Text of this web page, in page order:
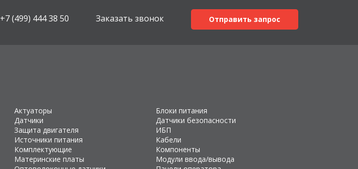
+7 (499) 444 38 50 Заказать звонок Отправить запрос
Актуаторы
Блоки питания
Датчики
Датчики безопасности
Защита двигателя
ИБП
Источники питания
Кабели
Комплектующие
Компоненты
Материнские платы
Модули ввода/вывода